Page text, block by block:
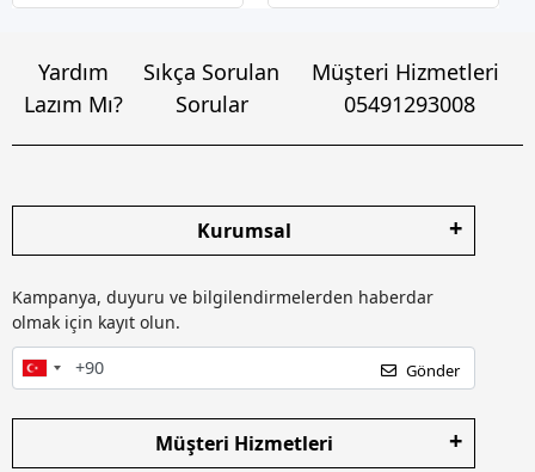
Yardım
Lazım Mı?
Sıkça Sorulan
Sorular
Müşteri Hizmetleri
05491293008
Kurumsal
Kampanya, duyuru ve bilgilendirmelerden haberdar
olmak için kayıt olun.
Gönder
Müşteri Hizmetleri